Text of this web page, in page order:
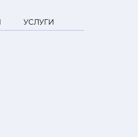
УСЛУГИ